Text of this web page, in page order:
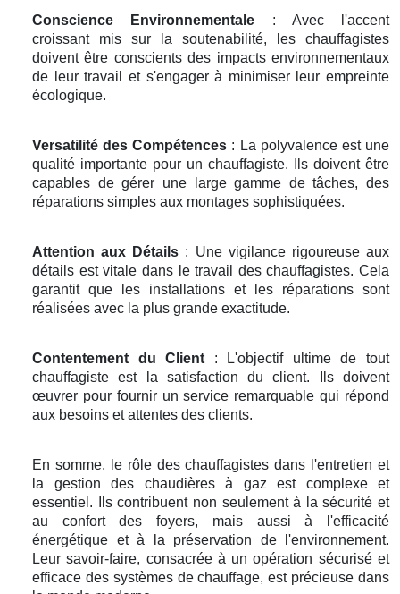
Conscience Environnementale : Avec l'accent
croissant mis sur la soutenabilité, les chauffagistes
doivent être conscients des impacts environnementaux
de leur travail et s'engager à minimiser leur empreinte
écologique.
Versatilité des Compétences : La polyvalence est une
qualité importante pour un chauffagiste. Ils doivent être
capables de gérer une large gamme de tâches, des
réparations simples aux montages sophistiquées.
Attention aux Détails : Une vigilance rigoureuse aux
détails est vitale dans le travail des chauffagistes. Cela
garantit que les installations et les réparations sont
réalisées avec la plus grande exactitude.
Contentement du Client: L'objectif ultime de tout
chauffagiste est la satisfaction du client. Ils doivent
œuvrer pour fournir un service remarquable qui répond
aux besoins et attentes des clients.
En somme, le rôle des chauffagistes dans l'entretien et
la gestion des chaudières à gaz est complexe et
essentiel. Ils contribuent non seulement à la sécurité et
au confort des foyers, mais aussi à l'efficacité
énergétique et à la préservation de l'environnement.
Leur savoir-faire, consacrée à un opération sécurisé et
efficace des systèmes de chauffage, est précieuse dans